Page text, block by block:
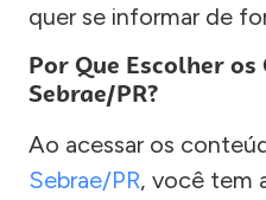
quer se informar de
Por Que Escolher os
Sebrae/PR?
Ao acessar os
Sebrae/PR, você tem